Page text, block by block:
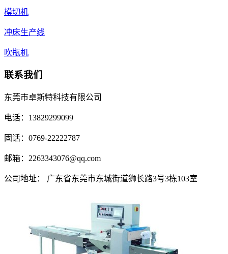
模切机
冲床生产线
吹瓶机
联系我们
东莞市卓斯特科技有限公司
电话：13829299099
固话：0769-22222787
邮箱：2263343076@qq.com
公司地址： 广东省东莞市东城街道狮长路3号3栋103室